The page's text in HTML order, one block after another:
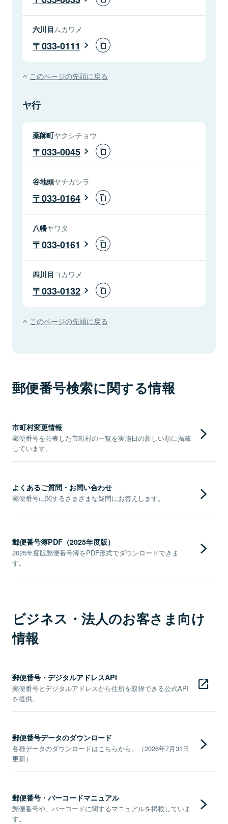
六川目 ムカワメ
033-0111
このページの先頭に戻る
ヤ行
薬師町ヤクシチョウ
033-0045
谷地頭ヤチガシラ
033-0164
八幡ヤワタ
033-0161
四川目 ヨカワメ
033-0132
このページの先頭に戻る
郵便番号検索に関する情報
市町村変更情報
郵便番号を公表した市町村の一覧を実施日の新しい順に掲載
しています。
よくあるご質問・お問い合わせ
郵便番号に関するさまざまな疑問にお答えします。
郵便番号簿PDF（2025年度版）
2025年度版郵便番号簿をPDF形式でダウンロードできま
す。
ビジネス・法人のお客さま向け
情報
郵便番号・デジタルアドレスAPI
郵便番号とデジタルアドレスから住所を取得できる公式API
を提供。
郵便番号データのダウンロード
各種データのダウンロードはこちらから。（2026年7月31日
更新）
郵便番号・バーコードマニュアル
郵便番号や、バーコードに関するマニュアルを掲載していま
す。